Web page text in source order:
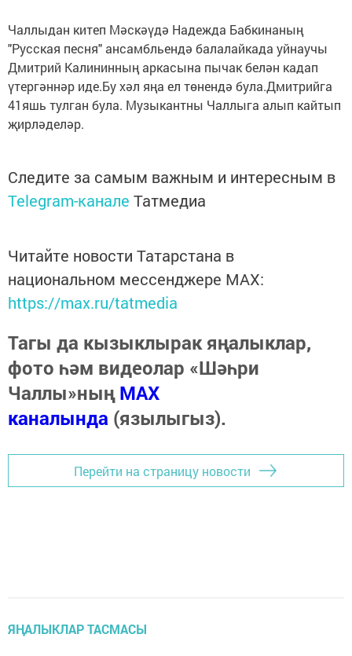
Чаллыдан китеп Мәскәүдә Надежда Бабкинаның
"Русская песня" ансамбльендә балалайкада уйнаучы
Дмитрий Калининның аркасына пычак белән кадап
үтергәннәр иде.Бу хәл яңа ел төнендә була.Дмитрийга
41яшь тулган була. Музыкантны Чаллыга алып кайтып
җирләделәр.
Следите за самым важным и интересным в
Telegram-канале Татмедиа
Читайте новости Татарстана в
национальном мессенджере MАХ:
https://max.ru/tatmedia
Тагы да кызыклырак яңалыклар,
фото һәм видеолар «Шәһри
Чаллы»ныңMAX
каналында (язылыгыз).
Перейти на страницу новости
ЯҢАЛЫКЛАР ТАСМАСЫ